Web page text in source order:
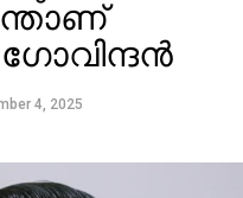
ഗോവിന്ദന്‍
4, 2025